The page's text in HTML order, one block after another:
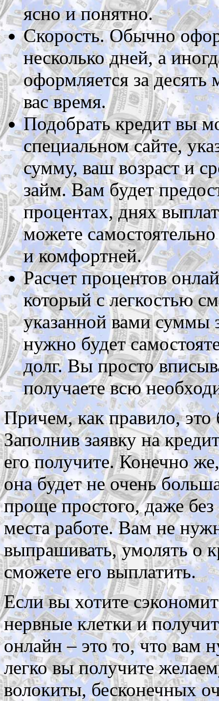
ясно и понятно.
Скорость. Обычно
несколько дней, а
оформляется за
вас время.
Подобрать кредит вы
специальном сайте,
сумму, ваш возраст и
займ. Вам будет
процентах, днях
можете
и комфортней.
Расчет процентов
который с легкостью
указанной вами суммы
нужно будет
долг. Вы просто
получаете всю
Причем, как правило, это
Заполнив заявку на
его получите. Конечно
она будет не очень
проще простого, даже
места работе. Вам не
выпрашивать, умолять о
сможете его выплатить.
Если вы хотите
нервные клетки и
онлайн – это то, что вам
легко вы получите
волокиты, бесконечных